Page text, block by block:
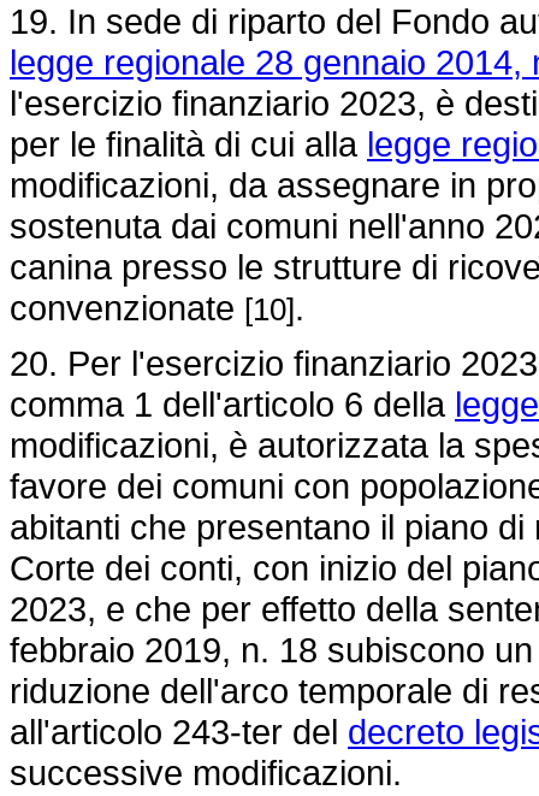
19. In sede di riparto del Fondo
legge regionale 28 gennaio 2014,
l'esercizio finanziario 2023, è
per le finalità di cui alla legge
modificazioni, da assegnare in
sostenuta dai comuni nell'anno
canina presso le strutture di
convenzionate [10].
20. Per l'esercizio finanziario
comma 1 dell'articolo 6 della
modificazioni, è autorizzata la
favore dei comuni con
abitanti che presentano il piano
Corte dei conti, con inizio del
2023, e che per effetto della
febbraio 2019, n. 18 subiscono
riduzione dell'arco temporale di
all'articolo 243-ter del decreto
successive modificazioni.